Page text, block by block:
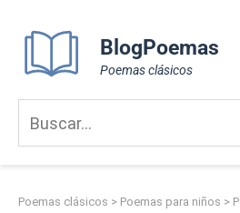
content
BlogPoemas
Poemas clásicos
Poemas clásicos > Poemas para niños >